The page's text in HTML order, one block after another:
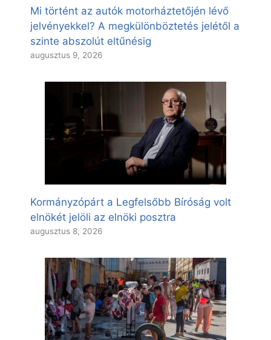
Mi történt az autók motorháztetőjén lévő
jelvényekkel? A megkülönböztetés jelétől a
szinte abszolút eltűnésig
augusztus 9, 2026
Kormányzópárt a Legfelsőbb Bíróság volt
elnökét jelöli az elnöki posztra
augusztus 8, 2026